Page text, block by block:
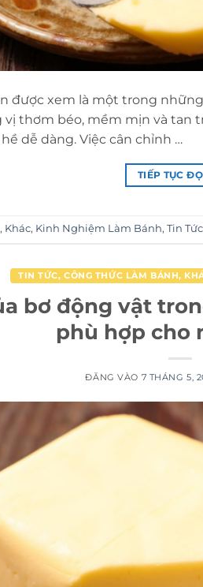
được xem là một trong
thơm béo, mềm mịn và
dễ dàng. Việc cân chỉnh …
TIẾP TỤC
, Khác, Kinh Nghiệm Làm Bánh, Tin Tức
TIN TỨC,CÔNG THỨC LÀM BÁNH,
bơ động vật
phù hợp cho
ĐĂNG VÀO 7 THÁNG 5,